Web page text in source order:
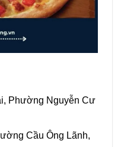
Phường Nguyễn Cư
Cầu Ông Lãnh,